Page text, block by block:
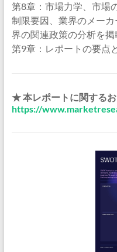
第8章：市場力学、市場
制限要因、業界のメー
界の関連政策の分析を掲
第9章：レポートの要点
★ 本レポートに関する
https://